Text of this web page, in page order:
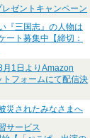
ゼントキャンペーン
『三国志』の人物は
ート募集中【締切：
1日よりAmazon
フォームにて配信決
災されたみなさまへ
サービス